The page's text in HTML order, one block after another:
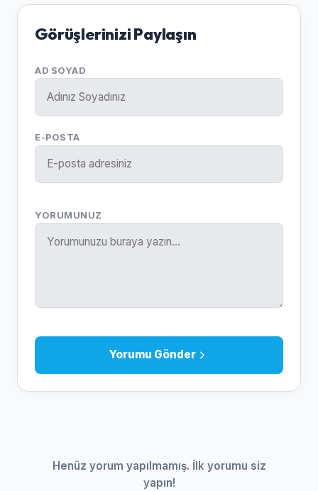
Görüşlerinizi Paylaşın
AD SOYAD
E-POSTA
YORUMUNUZ
Yorumu Gönder
Henüz yorum yapılmamış. İlk yorumu siz
yapın!